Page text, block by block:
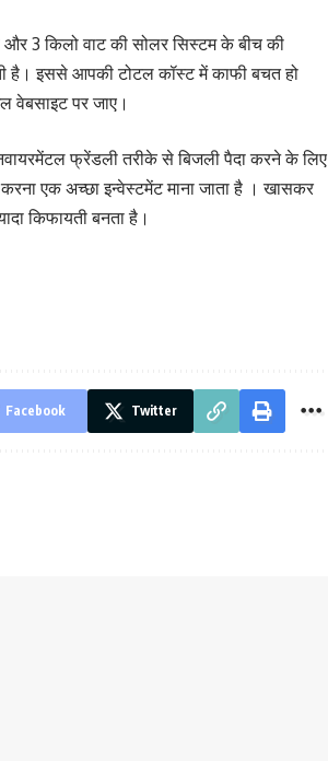
3 किलो वाट की सोलर सिस्टम के बीच की
है। इससे आपकी टोटल कॉस्ट में काफी बचत हो
वेबसाइट पर जाए।
फ्रेंडली तरीके से बिजली पैदा करने के लिए
एक अच्छा इन्वेस्टमेंट माना जाता है । खासकर
किफायती बनता है।
Facebook Twitter